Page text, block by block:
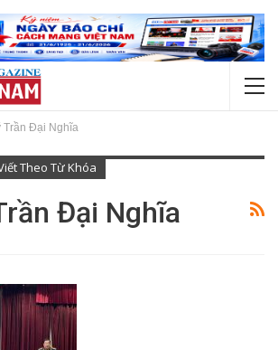
Trần Đại Nghĩa
Theo Từ Khóa
Đại Nghĩa